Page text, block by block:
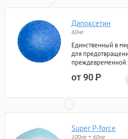
Дапоксетин
60мг
Единственный в
для
преждевременной
от 90Р
Super P-force
100мг + 60мг